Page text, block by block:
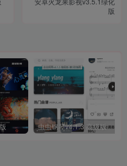
版
虫虫钢琴v4.1.3 高级版